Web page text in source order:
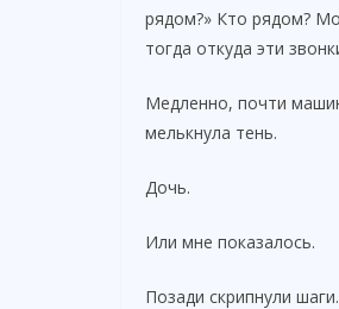
рядом?» Кто рядом?
тогда откуда эти
Медленно, почти
мелькнула тень.
Дочь.
Или мне показалось.
Позади скрипнули шаги.